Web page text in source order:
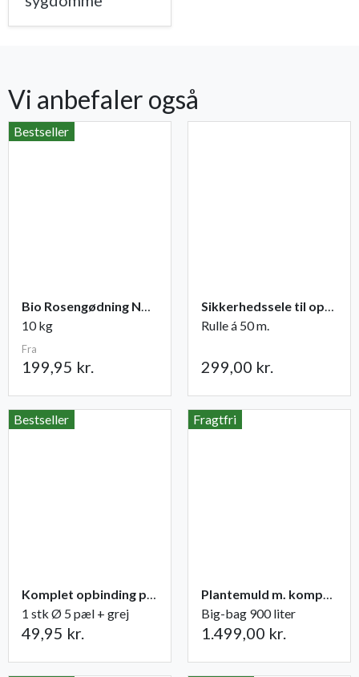
Vi anbefaler også
Bestseller
Bio Rosengødning NPK 6-2-8 (+2)
10 kg
Fra
199,95 kr.
Sikkerhedssele til opbinding
Rulle á 50 m.
299,00 kr.
Bestseller
Komplet opbinding pæl + grej til træer
1 stk Ø 5 pæl + grej
49,95 kr.
Fragtfri
Plantemuld m. kompost fra Champost
Big-bag 900 liter
1.499,00 kr.